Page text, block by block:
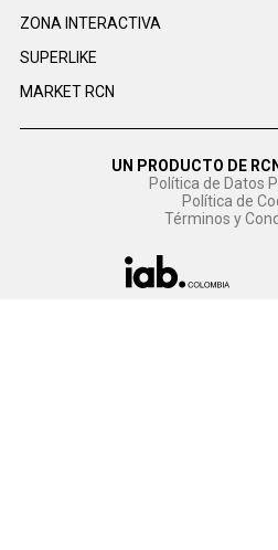
ZONA INTERACTIVA
SUPERLIKE
MARKET RCN
UN PRODUCTO DE
Política de Datos
Política de
Términos y